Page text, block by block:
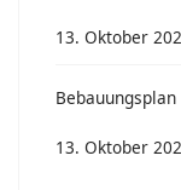
13. Oktober
13. Oktober